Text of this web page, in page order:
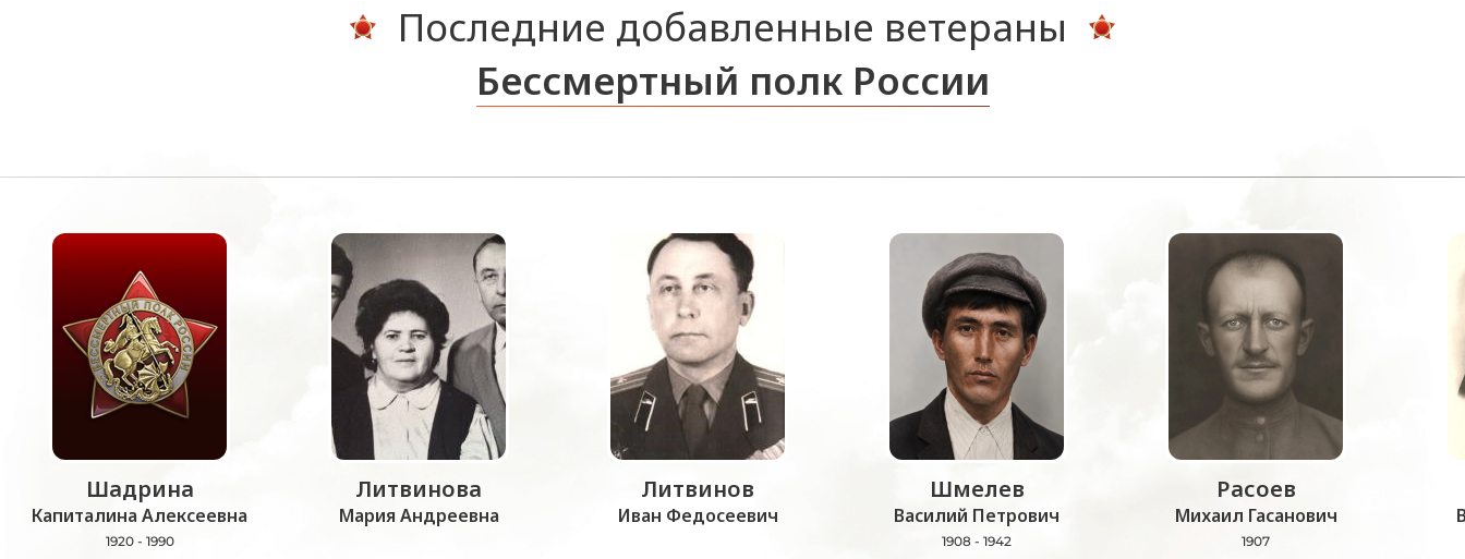
Последние добавленные ветераны
Бессмертный полк России
Шадрина
Капиталина Алексеевна
1920 - 1990
Литвинова
Мария Андреевна
Литвинов
Иван Федосеевич
Шмелев
Василий Петрович
1908 - 1942
Расоев
Михаил Гасанович
1907